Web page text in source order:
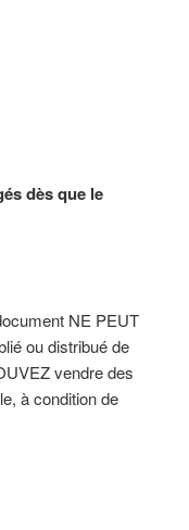
dès que le
NE PEUT
ou distribué de
vendre des
à condition de